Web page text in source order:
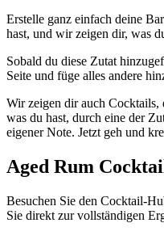
Erstelle ganz einfach deine
hast, und wir zeigen dir, was
Sobald du diese Zutat
Seite und füge alles andere
Wir zeigen dir auch Cocktails,
was du hast, durch eine der
eigener Note. Jetzt geh und
Aged Rum
Besuchen Sie den Cocktail-
Sie direkt zur vollständigen